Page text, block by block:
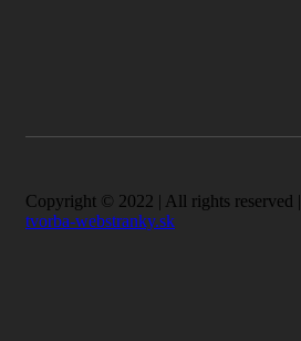
Copyright © 2022 | All rights reserved |
tvorba-webstranky.sk